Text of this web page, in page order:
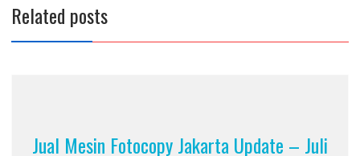
Related posts
Jual Mesin Fotocopy Jakarta Update – Juli